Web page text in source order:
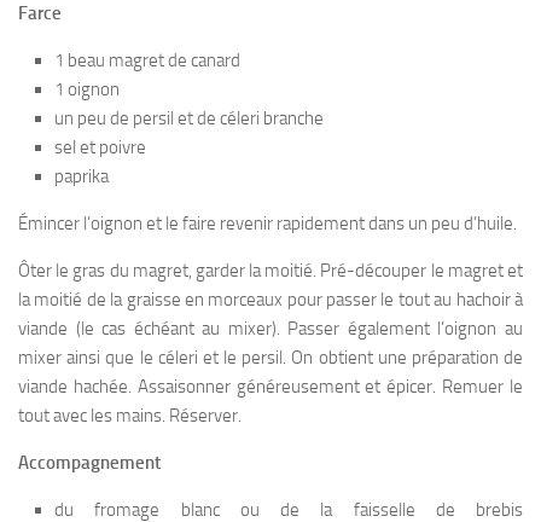
Farce
1 beau magret de canard
1 oignon
un peu de persil et de céleri branche
sel et poivre
paprika
Émincer l’oignon et le faire revenir rapidement dans un peu d’huile.
Ôter le gras du magret, garder la moitié. Pré-découper le magret et
la moitié de la graisse en morceaux pour passer le tout au hachoir à
viande (le cas échéant au mixer). Passer également l’oignon au
mixer ainsi que le céleri et le persil. On obtient une préparation de
viande hachée. Assaisonner généreusement et épicer. Remuer le
tout avec les mains. Réserver.
Accompagnement
du fromage blanc ou de la faisselle de brebis